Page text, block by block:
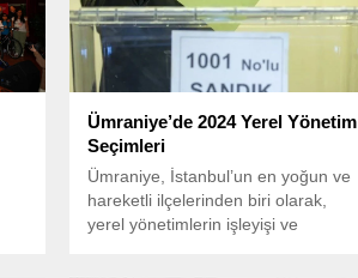
Ümraniye’de 2024 Yerel Yönetim
Seçimleri
Ümraniye, İstanbul’un en yoğun ve
hareketli ilçelerinden biri olarak,
yerel yönetimlerin işleyişi ve